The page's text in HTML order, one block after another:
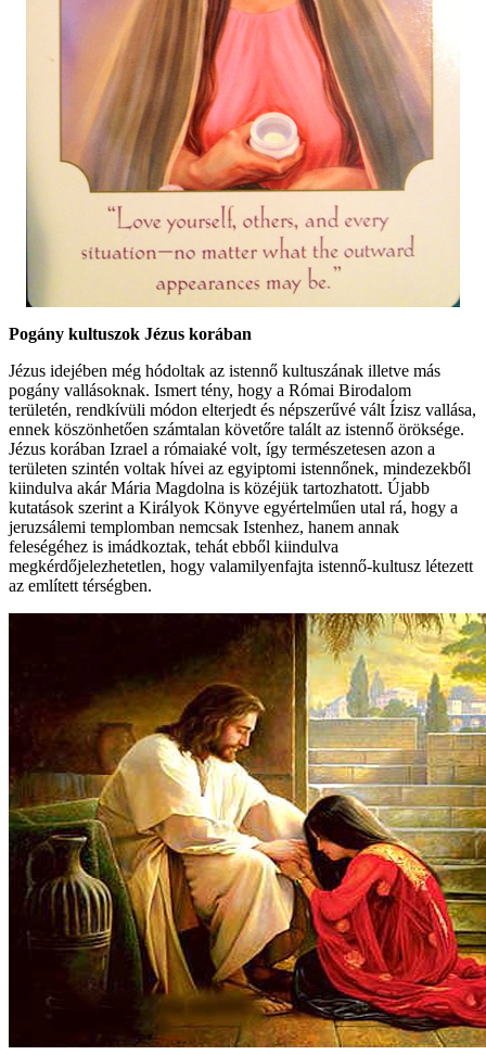
Pogány kultuszok Jézus korában
Jézus idejében még hódoltak az istennő kultuszának illetve más
pogány vallásoknak. Ismert tény, hogy a Római Birodalom
területén, rendkívüli módon elterjedt és népszerűvé vált Ízisz vallása,
ennek köszönhetően számtalan követőre talált az istennő öröksége.
Jézus korában Izrael a rómaiaké volt, így természetesen azon a
területen szintén voltak hívei az egyiptomi istennőnek, mindezekből
kiindulva akár Mária Magdolna is közéjük tartozhatott. Újabb
kutatások szerint a Királyok Könyve egyértelműen utal rá, hogy a
jeruzsálemi templomban nemcsak Istenhez, hanem annak
feleségéhez is imádkoztak, tehát ebből kiindulva
megkérdőjelezhetetlen, hogy valamilyenfajta istennő-kultusz létezett
az említett térségben.